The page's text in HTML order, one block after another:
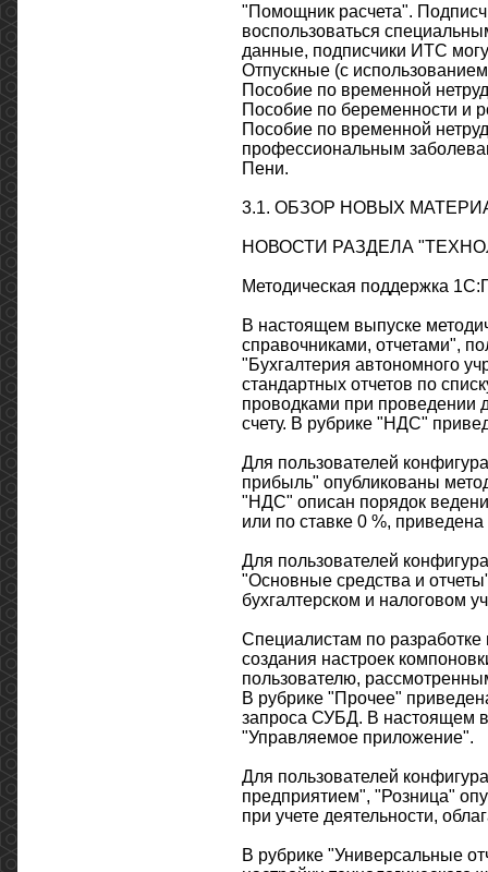
"Помощник расчета".
воспользоваться
данные, подписчики ИТС
Отпускные (с
Пособие по временной
Пособие по беременности и
Пособие по временной
профессиональным
Пени.
3.1. ОБЗОР НОВЫХ
НОВОСТИ РАЗДЕЛА
Методическая поддержка
В настоящем выпуске
справочниками, отчетами",
"Бухгалтерия автономного
стандартных отчетов по
проводками при проведении
счету. В рубрике "НДС"
Для пользователей
прибыль" опубликованы
"НДС" описан порядок
или по ставке 0 %,
Для пользователей
"Основные средства и
бухгалтерском и налоговом
Специалистам по
создания настроек
пользователю,
В рубрике "Прочее"
запроса СУБД. В настоящем
"Управляемое приложение".
Для пользователей
предприятием", "Розница"
при учете деятельности,
В рубрике "Универсальные